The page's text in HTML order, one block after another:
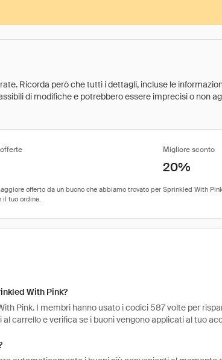
Ricorda però che tutti i dettagli, incluse le
di modifiche e potrebbero essere imprecisi o non
Migliore sconto
20%
With Pink?
Pink. I membri hanno usato i codici 587 volte per
carrello e verifica se i buoni vengono applicati al tuo